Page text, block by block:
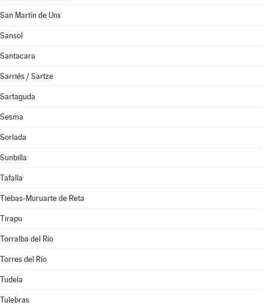
San Martín de Unx
Sansol
Santacara
Sarriés / Sartze
Sartaguda
Sesma
Sorlada
Sunbilla
Tafalla
Tiebas-Muruarte de Reta
Tirapu
Torralba del Río
Torres del Río
Tudela
Tulebras